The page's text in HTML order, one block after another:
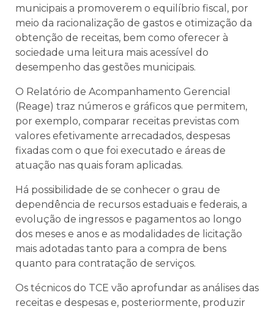
municipais a promoverem o equilíbrio fiscal, por
meio da racionalização de gastos e otimização da
obtenção de receitas, bem como oferecer à
sociedade uma leitura mais acessível do
desempenho das gestões municipais.
O Relatório de Acompanhamento Gerencial
(Reage) traz números e gráficos que permitem,
por exemplo, comparar receitas previstas com
valores efetivamente arrecadados, despesas
fixadas com o que foi executado e áreas de
atuação nas quais foram aplicadas.
Há possibilidade de se conhecer o grau de
dependência de recursos estaduais e federais, a
evolução de ingressos e pagamentos ao longo
dos meses e anos e as modalidades de licitação
mais adotadas tanto para a compra de bens
quanto para contratação de serviços.
Os técnicos do TCE vão aprofundar as análises das
receitas e despesas e, posteriormente, produzir